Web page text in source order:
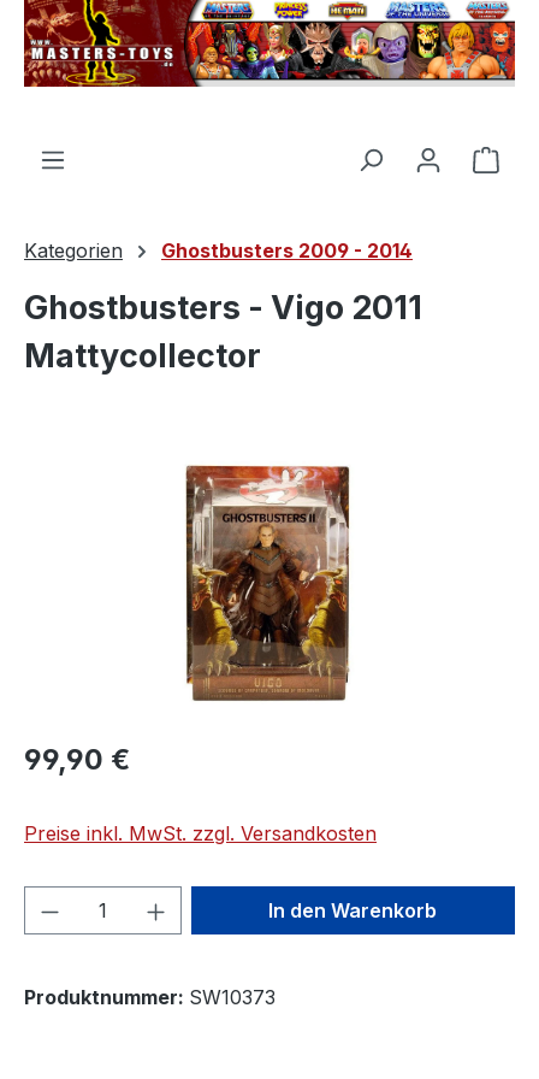
springen
Kategorien Ghostbusters 2009 - 2014
Ghostbusters - Vigo 2011
Mattycollector
Bildergalerie überspringen
99,90 €
Preise inkl. MwSt. zzgl. Versandkosten
Produkt Anzahl: Gib denIn den Warenkorb
Produktnummer: SW10373